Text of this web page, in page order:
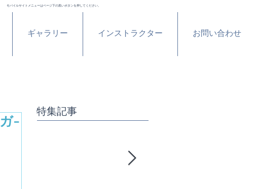
モバイルサイトメニューはページ下の黒いボタンを押してください。
ギャラリー インストラクター お問い合わせ
-
特集記事